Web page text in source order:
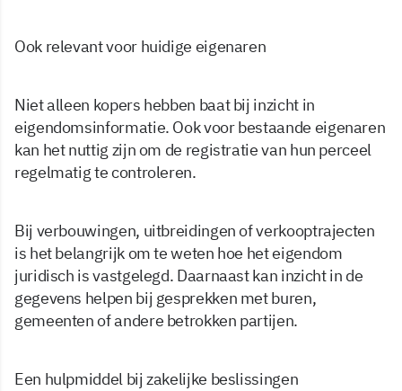
Ook relevant voor huidige eigenaren
Niet alleen kopers hebben baat bij inzicht in
eigendomsinformatie. Ook voor bestaande eigenaren
kan het nuttig zijn om de registratie van hun perceel
regelmatig te controleren.
Bij verbouwingen, uitbreidingen of verkooptrajecten
is het belangrijk om te weten hoe het eigendom
juridisch is vastgelegd. Daarnaast kan inzicht in de
gegevens helpen bij gesprekken met buren,
gemeenten of andere betrokken partijen.
Een hulpmiddel bij zakelijke beslissingen